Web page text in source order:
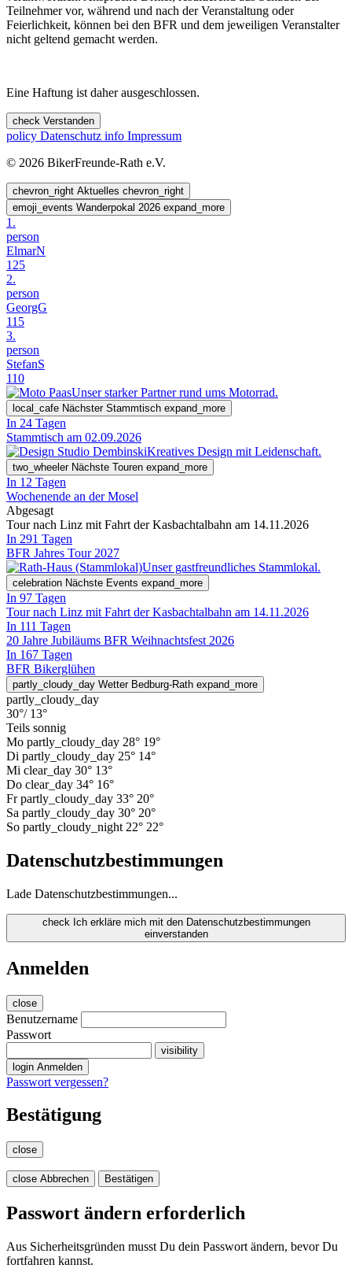
Teilnehmer vor, während und nach der Veranstaltung oder
Feierlichkeit, können bei den BFR und dem jeweiligen Veranstalter
nicht geltend gemacht werden.
Eine Haftung ist daher ausgeschlossen.
check Verstanden
policy Datenschutz info Impressum
© 2026 BikerFreunde-Rath e.V.
chevron_right Aktuelles chevron_right
emoji_events Wanderpokal 2026 expand_more
1.
person
ElmarN
125
2.
person
GeorgG
115
3.
person
StefanS
110
Unser starker Partner rund ums Motorrad.
local_cafe Nächster Stammtisch expand_more
In 24 Tagen
Stammtisch am 02.09.2026
Kreatives Design mit Leidenschaft.
two_wheeler Nächste Touren expand_more
In 12 Tagen
Wochenende an der Mosel
Abgesagt
Tour nach Linz mit Fahrt der Kasbachtalbahn am 14.11.2026
In 291 Tagen
BFR Jahres Tour 2027
Unser gastfreundliches Stammlokal.
celebration Nächste Events expand_more
In 97 Tagen
Tour nach Linz mit Fahrt der Kasbachtalbahn am 14.11.2026
In 111 Tagen
20 Jahre Jubiläums BFR Weihnachtsfest 2026
In 167 Tagen
BFR Bikerglühen
partly_cloudy_day Wetter Bedburg-Rath expand_more
partly_cloudy_day
30°/ 13°
Teils sonnig
Mo partly_cloudy_day 28° 19°
Di partly_cloudy_day 25° 14°
Mi clear_day 30° 13°
Do clear_day 34° 16°
Fr partly_cloudy_day 33° 20°
Sa partly_cloudy_day 30° 20°
So partly_cloudy_night 22° 22°
Datenschutzbestimmungen
Lade Datenschutzbestimmungen...
check Ich erkläre mich mit den Datenschutzbestimmungen
einverstanden
Anmelden
close
Benutzername
Passwort
visibility
login Anmelden
Passwort vergessen?
Bestätigung
close
close Abbrechen Bestätigen
Passwort ändern erforderlich
Aus Sicherheitsgründen musst Du dein Passwort ändern, bevor Du
fortfahren kannst.